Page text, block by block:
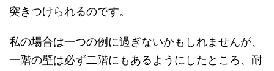
突きつけられるのです。
私の場合は一つの例に過ぎないかもしれませんが、
一階の壁は必ず二階にもあるようにしたところ、耐